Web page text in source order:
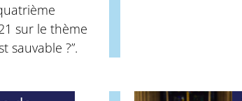
sur le thème
sauvable ?”.